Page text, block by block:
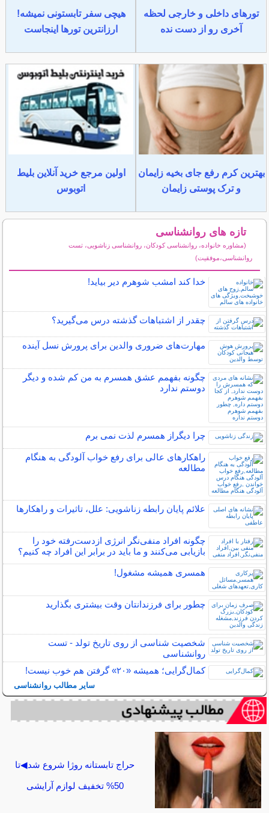
تورهای داخلی و خارجی لحظه
آخری رو از دست نده
هیچی سفر تابستونی نمیشه!
ارزانترین تورها اینجاست
بهترین کرم رفع جای بخیه زایمان
و ترک پوستی زایمان
اولین مرجع خرید آنلاین بلیط
اتوبوس
تازه های روانشناسی
(مشاوره خانواده، روانشناسی کودکان، روانشناسی زناشویی، تست
روانشناسی،موفقیت)
خدا کند امشب شوهرم دیر بیاید!
چقدر از اشتباهات گذشته درس می‌گیرید؟
مهارت‌های ضروری والدین برای پرورش نسل آینده
چگونه بفهمم عشق همسرم به من کم شده و دیگر
دوستم ندارد
چرا دیگراز همسرم لذت نمی برم
راهکارهای عالی برای رفع خواب آلودگی به هنگام
مطالعه
علائم پایان رابطه زناشویی: علل، تاثیرات و راهکارها
چگونه افراد منفی‌نگر انرژی ازدست‌رفته خود را
بازیابی می‌کنند و ما باید در برابر این افراد چه کنیم؟
همسری همیشه مشغول!
چطور برای فرزندانتان وقت بیشتری بگذارید
شخصیت شناسی از روی تاریخ تولد - تست
روانشناسی
کمال‌گرایی؛ همیشه «۲۰» گرفتن هم خوب نیست!
سایر مطالب روانشناسی
حراج تابستانه روژا شروع شد◀تا
50% تخفیف لوازم آرایشی